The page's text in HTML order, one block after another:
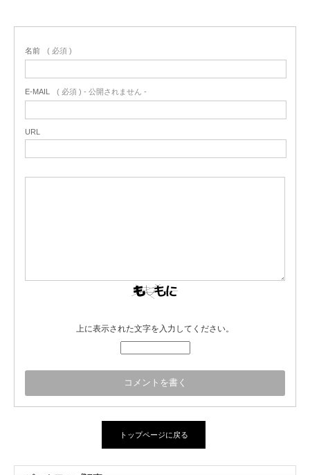
名前 ( 必須 )
E-MAIL ( 必須 ) - 公開されません -
URL
上に表示された文字を入力してください。
トップページに戻る